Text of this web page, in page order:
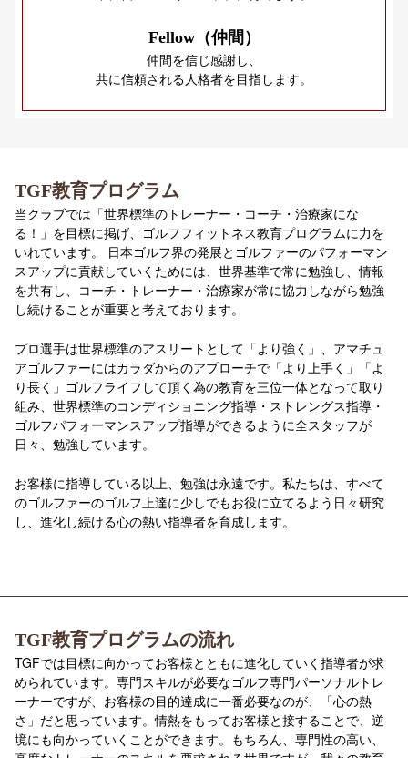
Fellow（仲間）
仲間を信じ感謝し、
共に信頼される人格者を目指します。
TGF教育プログラム
当クラブでは「世界標準のトレーナー・コーチ・治療家にな
る！」を目標に掲げ、ゴルフフィットネス教育プログラムに力を
いれています。 日本ゴルフ界の発展とゴルファーのパフォーマン
スアップに貢献していくためには、世界基準で常に勉強し、情報
を共有し、コーチ・トレーナー・治療家が常に協力しながら勉強
し続けることが重要と考えております。
プロ選手は世界標準のアスリートとして「より強く」、アマチュ
アゴルファーにはカラダからのアプローチで「より上手く」「よ
り長く」ゴルフライフして頂く為の教育を三位一体となって取り
組み、世界標準のコンディショニング指導・ストレングス指導・
ゴルフパフォーマンスアップ指導ができるように全スタッフが
日々、勉強しています。
お客様に指導している以上、勉強は永遠です。私たちは、すべて
のゴルファーのゴルフ上達に少しでもお役に立てるよう日々研究
し、進化し続ける心の熱い指導者を育成します。
TGF教育プログラムの流れ
TGFでは目標に向かってお客様とともに進化していく指導者が求
められています。専門スキルが必要なゴルフ専門パーソナルトレ
ーナーですが、お客様の目的達成に一番必要なのが、「心の熱
さ」だと思っています。情熱をもってお客様と接することで、逆
境にも向かっていくことができます。もちろん、専門性の高い、